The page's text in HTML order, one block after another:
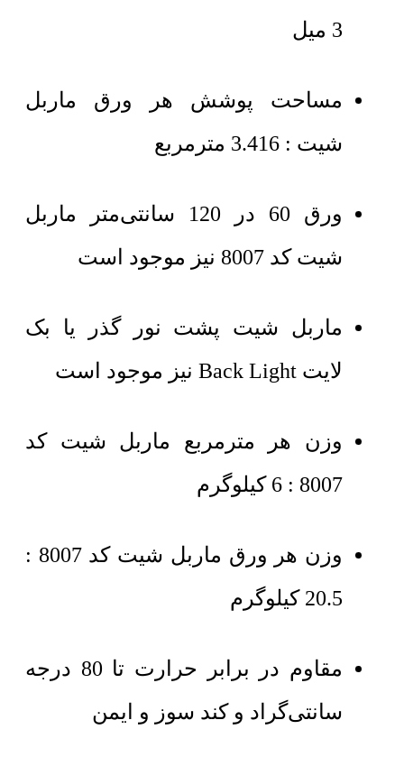
3 میل
مساحت پوشش هر ورق ماربل
شیت : 3.416 مترمربع
ورق 60 در 120 سانتی‌متر ماربل
شیت کد 8007 نیز موجود است
ماربل شیت پشت نور گذر یا بک
لایت Back Light نیز موجود است
وزن هر مترمربع ماربل شیت کد
8007 : 6 کیلوگرم
وزن هر ورق ماربل شیت کد 8007 :
20.5 کیلوگرم
مقاوم در برابر حرارت تا 80 درجه
سانتی‌گراد و کند سوز و ایمن